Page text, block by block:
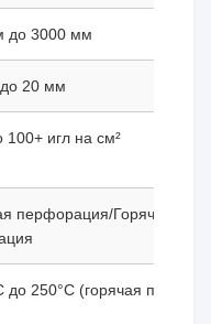
до 3000 мм
20 мм
100+ игл на см²
перфорация/Горячая
до 250°C (горячая